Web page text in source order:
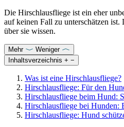
Die Hirschlausfliege ist ein eher
auf keinen Fall zu unterschätzen
über sie wissen.
Mehr
Weniger
Inhaltsverzeichnis + −
Was ist eine Hirschlausfliege?
Hirschlausfliege: Für den
Hirschlausfliege beim Hund:
Hirschlausfliege bei Hunden:
Hirschlausfliege: Hund